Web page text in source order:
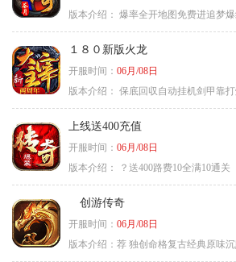
版本介绍： 爆率全开地图免费进追梦
１８０新版火龙
开服时间： 06月/08日
版本介绍： 保底回収自动挂机剑甲靠
上线送400充值
开服时间： 06月/08日
版本介绍：
？送400路费10全满10通关
创游传奇
开服时间： 06月/08日
版本介绍： 荐 独创命格复古经典原味